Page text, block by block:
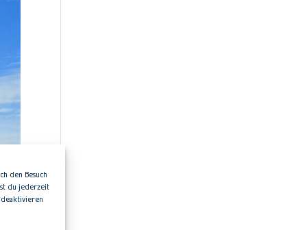
den Besuch
du jederzeit